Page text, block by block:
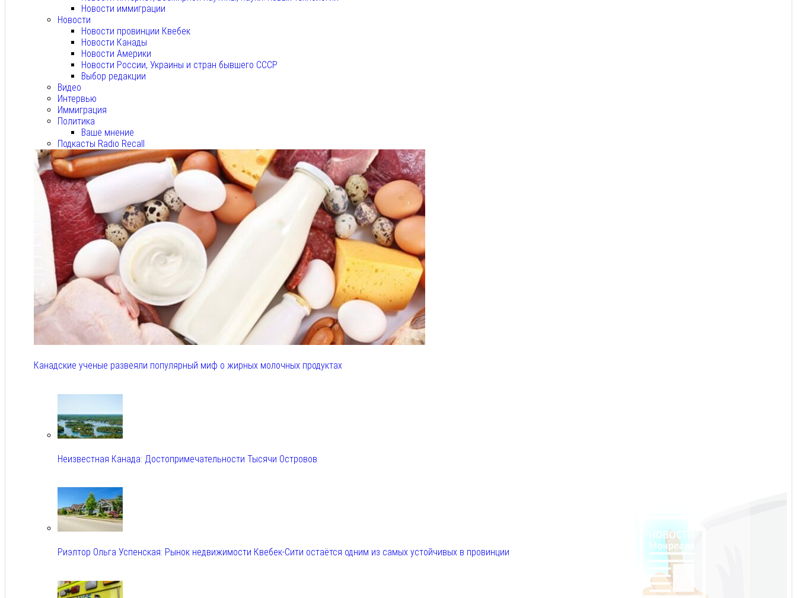
Новости иммиграции
Новости
Новости провинции Квебек
Новости Канады
Новости Америки
Новости России, Украины и стран бывшего СССР
Выбор редакции
Видео
Интервью
Иммиграция
Политика
Ваше мнение
Подкасты Radio Recall
Канадские ученые развеяли популярный миф о жирных молочных продуктах
Неизвестная Канада: Достопримечательности Тысячи Островов
Риэлтор Ольга Успенская: Рынок недвижимости Квебек-Сити остаётся одним из самых устойчивых в провинции